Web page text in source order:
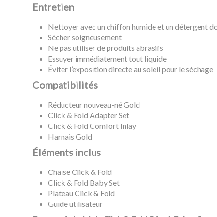
Entretien
Nettoyer avec un chiffon humide et un détergent
Sécher soigneusement
Ne pas utiliser de produits abrasifs
Essuyer immédiatement tout liquide
Éviter l’exposition directe au soleil pour le séchage
Compatibilités
Réducteur nouveau-né Gold
Click & Fold Adapter Set
Click & Fold Comfort Inlay
Harnais Gold
Éléments inclus
Chaise Click & Fold
Click & Fold Baby Set
Plateau Click & Fold
Guide utilisateur